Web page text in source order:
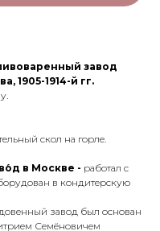
завод
1905-1914-й гг.
скол на горле.
в Москве - работал с
в кондитерскую
завод был основан
Семёновичем